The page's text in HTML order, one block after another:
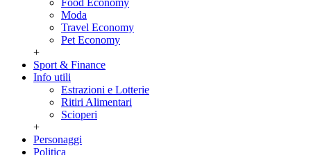
Moda
Travel Economy
Pet Economy
+
Sport & Finance
Info utili
Estrazioni e Lotterie
Ritiri Alimentari
Scioperi
+
Personaggi
Politica